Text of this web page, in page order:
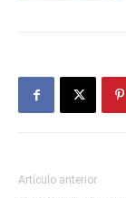
Artículo anterior